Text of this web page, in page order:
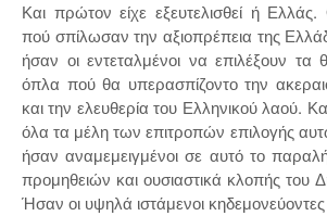
Και πρώτον είχε εξευτελισθεί ή Ελλάς.
πού σπίλωσαν την αξιοπρέπεια της
ήσαν οι εντεταλμένοι να επιλέξουν τα
όπλα πού θα υπερασπίζοντο την
και την ελευθερία του Ελληνικού λαού.
όλα τα μέλη των επιτροπών επιλογής
ήσαν αναμεμειγμένοι σε αυτό το
προμηθειών και ουσιαστικά κλοπής του
Ήσαν οι υψηλά ιστάμενοι